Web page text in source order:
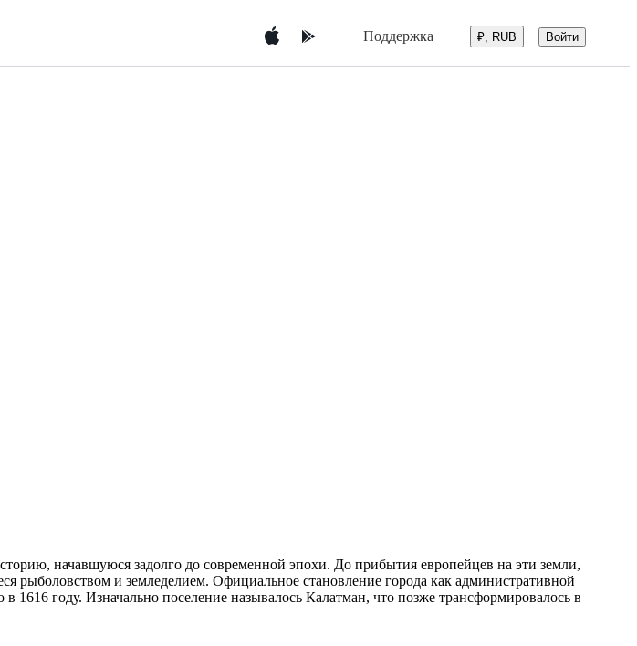
Поддержка ₽, RUB Войти
начавшуюся задолго до современной эпохи. До прибытия европейцев на эти земли,
рыболовством и земледелием. Официальное становление города как административной
году. Изначально поселение называлось Калатман, что позже трансформировалось в